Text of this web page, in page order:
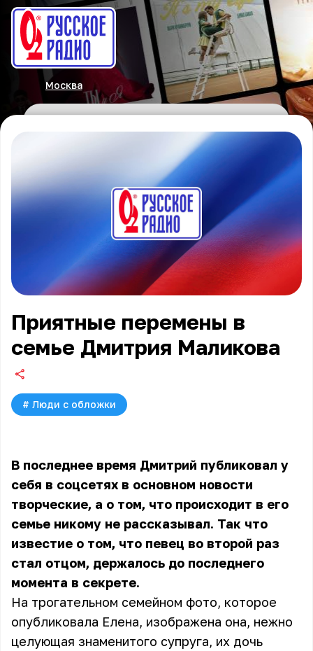
Москва
Приятные перемены в
семье Дмитрия Маликова
# Люди с обложки
В последнее время Дмитрий публиковал у
себя в соцсетях в основном новости
творческие, а о том, что происходит в его
семье никому не рассказывал. Так что
известие о том, что певец во второй раз
стал отцом, держалось до последнего
момента в секрете.
На трогательном семейном фото, которое
опубликовала Елена, изображена она, нежно
целующая знаменитого супруга, их дочь